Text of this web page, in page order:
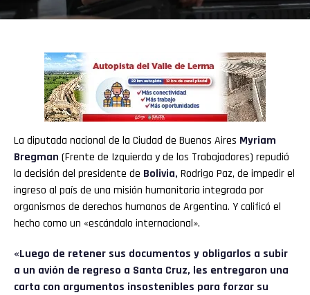
La diputada nacional de la Ciudad de Buenos Aires Myriam
Bregman (Frente de Izquierda y de los Trabajadores) repudió
la decisión del presidente de Bolivia, Rodrigo Paz, de impedir el
ingreso al país de una misión humanitaria integrada por
organismos de derechos humanos de Argentina. Y calificó el
hecho como un «escándalo internacional».
«Luego de retener sus documentos y obligarlos a subir
a un avión de regreso a Santa Cruz, les entregaron una
carta con argumentos insostenibles para forzar su